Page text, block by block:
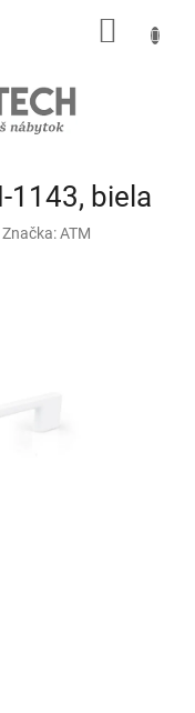
1143, biela
Značka:ATM